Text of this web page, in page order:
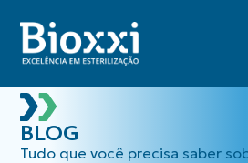
BLOG
Tudo que você precisa saber